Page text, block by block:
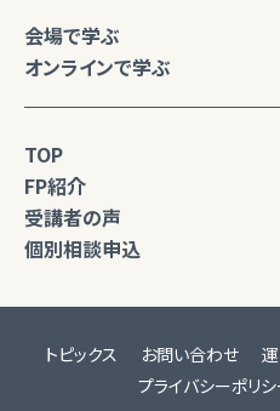
会場で学ぶ
オンラインで学ぶ
TOP
FP紹介
受講者の声
個別相談申込
トピックス お問い合わせ
プライバシーポリ